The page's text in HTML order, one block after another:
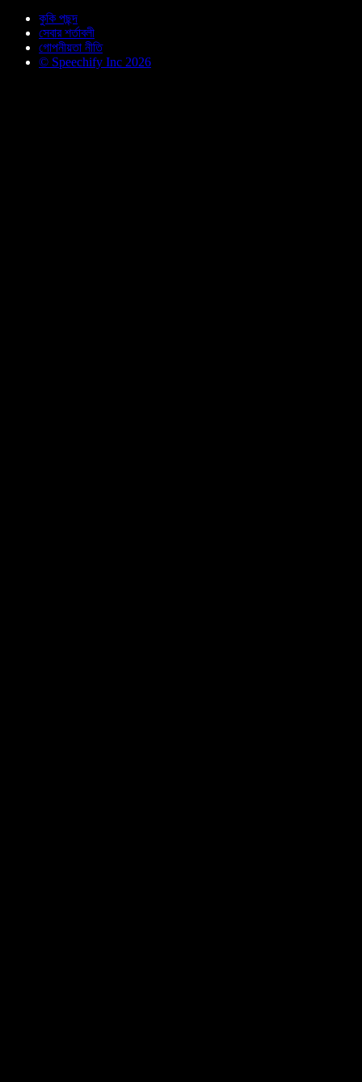
কুকি পছন্দ
সেবার শর্তাবলী
গোপনীয়তা নীতি
© Speechify Inc 2026